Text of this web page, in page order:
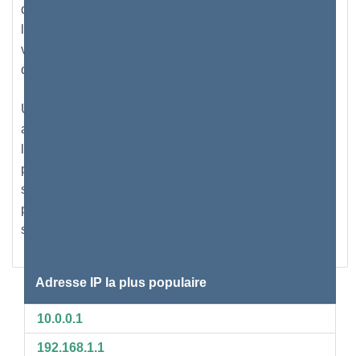
débit à un routeur; cela peut être fait en récupérant
vous le branchez dans le modem DSL ou câble, au port
du routeur qui est marqué comme WAN ou Internet.
Une fois cette étape terminée, vous devez prendre un
autre câble Ethernet standard et le connecter à
ports LAN du routeur. Si le routeur dispose d'une option
sans fil intégrée pour la connectivité, les utilisateurs
peuvent utiliser n'importe quel dispositif intelligent pour
se connecter à l'Internet par un signal WiFi.
Adresse IP la plus populaire
10.0.0.1
192.168.1.1